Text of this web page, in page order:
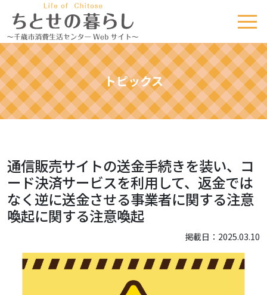
トピックス
通信販売サイトの送金手続きを装い、コ
ード決済サービスを利用して、返金では
なく逆に送金させる事業者に関する注意
喚起に関する注意喚起
掲載日：2025.03.10